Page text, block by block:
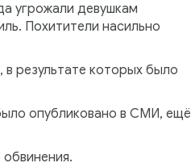
угрожали девушкам
Похитители насильно
в результате которых было
опубликовано в СМИ, ещё